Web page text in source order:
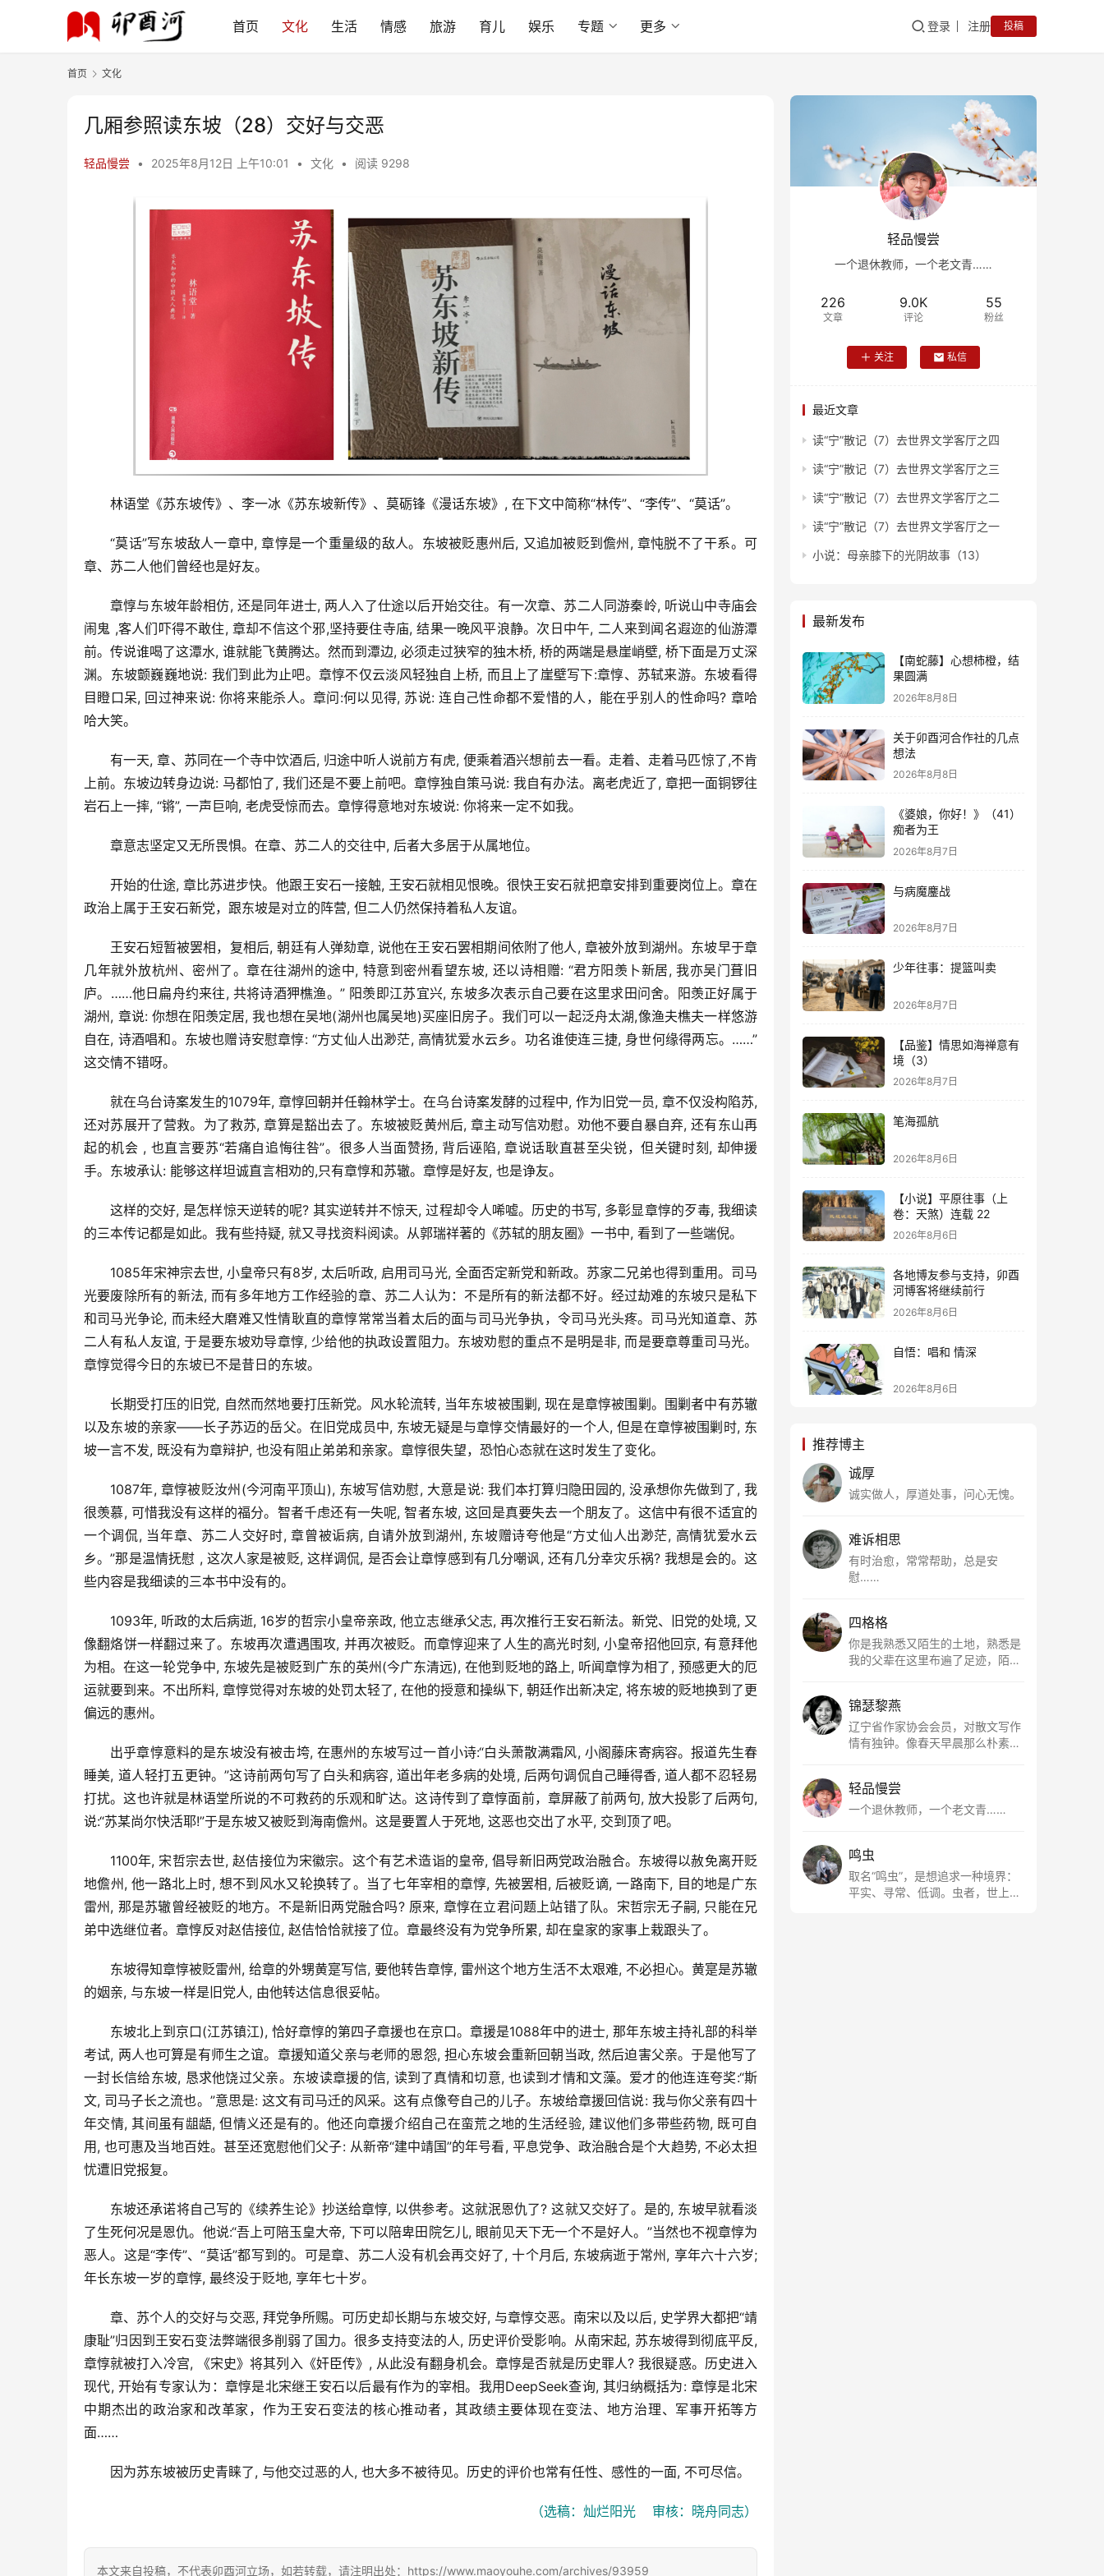
首页 文化 生活 情感 旅游 育儿 娱乐 专题 更多 登录 注册 投稿
首页 文化
几厢参照读东坡（28）交好与交恶
轻品慢尝 • 2025年8月12日 上午10:01 • 文化 • 阅读 9298
林语堂《苏东坡传》、李一冰《苏东坡新传》、莫砺锋《漫话东坡》, 在下文中简称“林传”、“李传”、“莫话”。
“莫话”写东坡敌人一章中, 章惇是一个重量级的敌人。东坡被贬惠州后, 又追加被贬到儋州, 章忳脱不了干系。可
章、苏二人他们曾经也是好友。
章惇与东坡年龄相仿, 还是同年进士, 两人入了仕途以后开始交往。有一次章、苏二人同游秦岭, 听说山中寺庙会
闹鬼 ,客人们吓得不敢住, 章却不信这个邪,坚持要住寺庙, 结果一晚风平浪静。次日中午, 二人来到闻名遐迩的仙游潭
前。传说谁喝了这潭水, 谁就能飞黄腾达。然而到潭边, 必须走过狭窄的独木桥, 桥的两端是悬崖峭壁, 桥下面是万丈深
渊。东坡颤巍巍地说: 我们到此为止吧。章惇不仅云淡风轻独自上桥, 而且上了崖壁写下:章惇、苏轼来游。东坡看得
目瞪口呆, 回过神来说: 你将来能杀人。章问:何以见得, 苏说: 连自己性命都不爱惜的人，能在乎别人的性命吗? 章哈
哈大笑。
有一天, 章、苏同在一个寺中饮酒后, 归途中听人说前方有虎, 便乘着酒兴想前去一看。走着、走着马匹惊了,不肯
上前。东坡边转身边说: 马都怕了, 我们还是不要上前吧。章惇独自策马说: 我自有办法。离老虎近了, 章把一面铜锣往
岩石上一摔, “锵”, 一声巨响, 老虎受惊而去。章惇得意地对东坡说: 你将来一定不如我。
章意志坚定又无所畏惧。在章、苏二人的交往中, 后者大多居于从属地位。
开始的仕途, 章比苏进步快。他跟王安石一接触, 王安石就相见恨晚。很快王安石就把章安排到重要岗位上。章在
政治上属于王安石新党，跟东坡是对立的阵营, 但二人仍然保持着私人友谊。
王安石短暂被罢相，复相后, 朝廷有人弹劾章, 说他在王安石罢相期间依附了他人, 章被外放到湖州。东坡早于章
几年就外放杭州、密州了。章在往湖州的途中, 特意到密州看望东坡, 还以诗相赠: “君方阳羡卜新居, 我亦吴门葺旧
庐。……他日扁舟约来往, 共将诗酒狎樵渔。” 阳羡即江苏宜兴, 东坡多次表示自己要在这里求田问舍。阳羡正好属于
湖州, 章说: 你想在阳羡定居, 我也想在吴地(湖州也属吴地)买座旧房子。我们可以一起泛舟太湖,像渔夫樵夫一样悠游
自在, 诗酒唱和。东坡也赠诗安慰章惇: “方丈仙人出渺茫, 高情犹爱水云乡。功名谁使连三捷, 身世何缘得两忘。……”
这交情不错呀。
就在乌台诗案发生的1079年, 章惇回朝并任翰林学士。在乌台诗案发酵的过程中, 作为旧党一员, 章不仅没构陷苏,
还对苏展开了营救。为了救苏, 章算是豁出去了。东坡被贬黄州后, 章主动写信劝慰。劝他不要自暴自弃, 还有东山再
起的机会 , 也直言要苏“若痛自追悔往咎”。很多人当面赞扬, 背后诬陷, 章说话耿直甚至尖锐，但关键时刻, 却伸援
手。东坡承认: 能够这样坦诚直言相劝的,只有章惇和苏辙。章惇是好友, 也是诤友。
这样的交好, 是怎样惊天逆转的呢? 其实逆转并不惊天, 过程却令人唏嘘。历史的书写, 多彰显章惇的歹毒, 我细读
的三本传记都是如此。我有些持疑, 就又寻找资料阅读。从郭瑞祥著的《苏轼的朋友圈》一书中, 看到了一些端倪。
1085年宋神宗去世, 小皇帝只有8岁, 太后听政, 启用司马光, 全面否定新党和新政。苏家二兄弟也得到重用。司马
光要废除所有的新法, 而有多年地方工作经验的章、苏二人认为：不是所有的新法都不好。经过劫难的东坡只是私下
和司马光争论, 而未经大磨难又性情耿直的章惇常常当着太后的面与司马光争执，令司马光头疼。司马光知道章、苏
二人有私人友谊, 于是要东坡劝导章惇, 少给他的执政设置阻力。东坡劝慰的重点不是明是非, 而是要章尊重司马光。
章惇觉得今日的东坡已不是昔日的东坡。
长期受打压的旧党, 自然而然地要打压新党。风水轮流转, 当年东坡被围剿, 现在是章惇被围剿。围剿者中有苏辙
以及东坡的亲家——长子苏迈的岳父。在旧党成员中, 东坡无疑是与章惇交情最好的一个人, 但是在章惇被围剿时, 东
坡一言不发, 既没有为章辩护, 也没有阻止弟弟和亲家。章惇很失望，恐怕心态就在这时发生了变化。
1087年, 章惇被贬汝州(今河南平顶山), 东坡写信劝慰, 大意是说: 我们本打算归隐田园的, 没承想你先做到了, 我
很羡慕, 可惜我没有这样的福分。智者千虑还有一失呢, 智者东坡, 这回是真要失去一个朋友了。这信中有很不适宜的
一个调侃, 当年章、苏二人交好时, 章曾被诟病, 自请外放到湖州, 东坡赠诗夸他是“方丈仙人出渺茫, 高情犹爱水云
乡。”那是温情抚慰 , 这次人家是被贬, 这样调侃, 是否会让章惇感到有几分嘲讽, 还有几分幸灾乐祸? 我想是会的。这
些内容是我细读的三本书中没有的。
1093年, 听政的太后病逝, 16岁的哲宗小皇帝亲政, 他立志继承父志, 再次推行王安石新法。新党、旧党的处境, 又
像翻烙饼一样翻过来了。东坡再次遭遇围攻, 并再次被贬。而章惇迎来了人生的高光时刻, 小皇帝招他回京, 有意拜他
为相。在这一轮党争中, 东坡先是被贬到广东的英州(今广东清远), 在他到贬地的路上, 听闻章惇为相了, 预感更大的厄
运就要到来。不出所料, 章惇觉得对东坡的处罚太轻了, 在他的授意和操纵下, 朝廷作出新决定, 将东坡的贬地换到了更
偏远的惠州。
出乎章惇意料的是东坡没有被击垮, 在惠州的东坡写过一首小诗:“白头萧散满霜风, 小阁藤床寄病容。报道先生春
睡美, 道人轻打五更钟。”这诗前两句写了白头和病容, 道出年老多病的处境, 后两句调侃自己睡得香, 道人都不忍轻易
打扰。这也许就是林语堂所说的不可救药的乐观和旷达。这诗传到了章惇面前，章屏蔽了前两句, 放大投影了后两句,
说:“苏某尚尔快活耶!”于是东坡又被贬到海南儋州。这是要置人于死地, 这恶也交出了水平, 交到顶了吧。
1100年, 宋哲宗去世, 赵佶接位为宋徽宗。这个有艺术造诣的皇帝, 倡导新旧两党政治融合。东坡得以赦免离开贬
地儋州, 他一路北上时, 想不到风水又轮换转了。当了七年宰相的章惇, 先被罢相, 后被贬谪, 一路南下, 目的地是广东
雷州, 那是苏辙曾经被贬的地方。不是新旧两党融合吗? 原来, 章惇在立君问题上站错了队。宋哲宗无子嗣, 只能在兄
弟中选继位者。章惇反对赵佶接位, 赵佶恰恰就接了位。章最终没有为党争所累, 却在皇家的家事上栽跟头了。
东坡得知章惇被贬雷州, 给章的外甥黄寔写信, 要他转告章惇, 雷州这个地方生活不太艰难, 不必担心。黄寔是苏辙
的姻亲, 与东坡一样是旧党人, 由他转达信息很妥帖。
东坡北上到京口(江苏镇江), 恰好章惇的第四子章援也在京口。章援是1088年中的进士, 那年东坡主持礼部的科举
考试, 两人也可算是有师生之谊。章援知道父亲与老师的恩怨, 担心东坡会重新回朝当政, 然后迫害父亲。于是他写了
一封长信给东坡, 恳求他饶过父亲。东坡读章援的信, 读到了真情和切意, 也读到才情和文藻。爱才的他连连夸奖:“斯
文, 司马子长之流也。”意思是: 这文有司马迁的风采。这有点像夸自己的儿子。东坡给章援回信说: 我与你父亲有四十
年交情, 其间虽有龃龉, 但情义还是有的。他还向章援介绍自己在蛮荒之地的生活经验, 建议他们多带些药物, 既可自
用, 也可惠及当地百姓。甚至还宽慰他们父子: 从新帝“建中靖国”的年号看, 平息党争、政治融合是个大趋势, 不必太担
忧遭旧党报复。
东坡还承诺将自己写的《续养生论》抄送给章惇, 以供参考。这就泯恩仇了? 这就又交好了。是的, 东坡早就看淡
了生死何况是恩仇。他说:“吾上可陪玉皇大帝, 下可以陪卑田院乞儿, 眼前见天下无一个不是好人。”当然也不视章惇为
恶人。这是“李传”、“莫话”都写到的。可是章、苏二人没有机会再交好了, 十个月后, 东坡病逝于常州, 享年六十六岁;
年长东坡一岁的章惇, 最终没于贬地, 享年七十岁。
章、苏个人的交好与交恶, 拜党争所赐。可历史却长期与东坡交好, 与章惇交恶。南宋以及以后, 史学界大都把“靖
康耻”归因到王安石变法弊端很多削弱了国力。很多支持变法的人, 历史评价受影响。从南宋起, 苏东坡得到彻底平反,
章惇就被打入冷宫, 《宋史》将其列入《奸臣传》, 从此没有翻身机会。章惇是否就是历史罪人? 我很疑惑。历史进入
现代, 开始有专家认为：章惇是北宋继王安石以后最有作为的宰相。我用DeepSeek查询, 其归纳概括为: 章惇是北宋
中期杰出的政治家和改革家，作为王安石变法的核心推动者，其政绩主要体现在变法、地方治理、军事开拓等方
面……
因为苏东坡被历史青睐了, 与他交过恶的人, 也大多不被待见。历史的评价也常有任性、感性的一面, 不可尽信。
（选稿：灿烂阳光    审核：晓舟同志）
本文来自投稿，不代表卯酉河立场，如若转载，请注明出处：https://www.maoyouhe.com/archives/93959
轻品慢尝
一个退休教师，一个老文青……
226
文章
9.0K
评论
55
粉丝
关注 私信
最近文章
读“宁”散记（7）去世界文学客厅之四
读“宁”散记（7）去世界文学客厅之三
读“宁”散记（7）去世界文学客厅之二
读“宁”散记（7）去世界文学客厅之一
小说：母亲膝下的光阴故事（13）
最新发布
【南蛇藤】心想柿橙，结
果圆满
2026年8月8日
关于卯酉河合作社的几点
想法
2026年8月8日
《婆娘，你好！》（41）
痴者为王
2026年8月7日
与病魔鏖战
2026年8月7日
少年往事：提篮叫卖
2026年8月7日
【品鉴】情思如海禅意有
境（3）
2026年8月7日
笔海孤航
2026年8月6日
【小说】平原往事（上
卷：天煞）连载 22
2026年8月6日
各地博友参与支持，卯酉
河博客将继续前行
2026年8月6日
自悟：唱和 情深
2026年8月6日
推荐博主
诚厚
诚实做人，厚道处事，问心无愧。
难诉相思
有时治愈，常常帮助，总是安
慰……
四格格
你是我熟悉又陌生的土地，熟悉是
我的父辈在这里布遍了足迹，陌生
根所在，我用文字慢慢认识你、慢
慢熟悉你。
锦瑟黎燕
辽宁省作家协会会员，对散文写作
情有独钟。像春天早晨那么朴素，
轻品慢尝
一个退休教师，一个老文青……
鸣虫
取名“鸣虫”，是想追求一种境界：
平实、寻常、低调。虫者，世上最